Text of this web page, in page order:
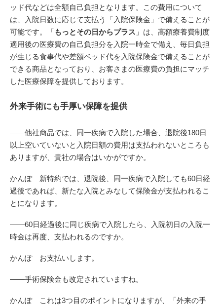
ッド代などは全額自己負担となります。この費用について
は、入院日数に応じて支払う「入院保険金」で備えることが
可能です。「もっとその日からプラス 」は、高額療養費制度
適用後の医療費の自己負担分を入院一時金で備え、毎日負担
が生じる食事代や差額ベッド代を入院保険金で備えることが
できる商品となっており、お客さまの医療費の負担にマッチ
した医療保障を提供しております。
外来手術にも手厚い保障を提供
――他社商品では、同一疾病で入院した場合、退院後180日
以上空いていないと入院日額の費用は支払われないところも
ありますが、貴社の場合はいかがですか。
かんぽ 新特約では、退院後、同一疾病で入院しても60日経
過後であれば、新たな入院とみなして保険金が支払われるこ
とになります。
――60日経過後に同じ疾病で入院したら、入院初日の入院一
時金は再度、支払われるのですか。
かんぽ お支払いします。
――手術保険金も改定されていますね。
かんぽ これは3つ目のポイントになりますが、「外来の手